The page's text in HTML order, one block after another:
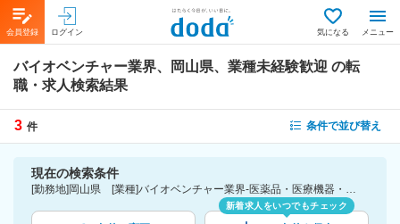
会員登録 ログイン 気になる メニュー
バイオベンチャー業界、岡山県、業種未経験歓迎 の転
職・求人検索結果
3 件 条件で並び替え
現在の検索条件
[勤務地]岡山県 [業種]バイオベンチャー業界-医薬品・医療機器・ライフサイエンス・医療系サービス [こだわり条件ピックアップ]業種未経験歓迎 [詳細条件](募集・採用情報)業種未経験歓迎
新着求人をいつでもチェック